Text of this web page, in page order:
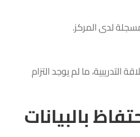
لدى المركز.
التدريبية، ما لم يوجد التزام
بالبيانات